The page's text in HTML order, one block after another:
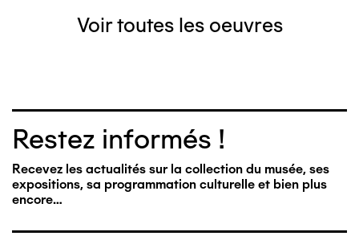
Voir toutes les oeuvres
Restez informés !
Recevez les actualités sur la collection du musée, ses
expositions, sa programmation culturelle et bien plus
encore…